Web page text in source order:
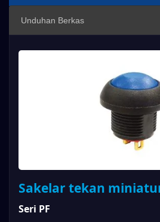
Unduhan Berkas
Sakelar tekan
Seri PF